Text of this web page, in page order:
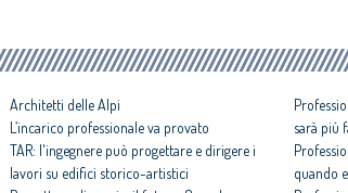
Architetti delle Alpi
L’incarico professionale va provato
TAR: l'ingegnere può progettare e dirigere i
lavori su edifici storico-artistici
sarà più
quando